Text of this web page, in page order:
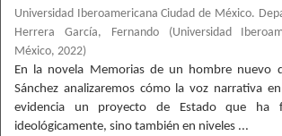
Universidad Iberoamericana Ciudad de México.
Herrera García, Fernando
(Universidad
México, 2022)
En la novela Memorias de un hombre nuevo
Sánchez analizaremos cómo la voz narrativa
evidencia un proyecto de Estado que ha
ideológicamente, sino también en niveles ...